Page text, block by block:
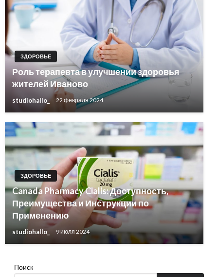
ЗДОРОВЬЕ
Роль терапевта в улучшении здоровья
жителей Иваново
studiohallo_ 22 февраля 2024
ЗДОРОВЬЕ
Canada Pharmacy Cialis: Доступность,
Преимущества и Инструкции по
Применению
studiohallo_ 9 июля 2024
Поиск